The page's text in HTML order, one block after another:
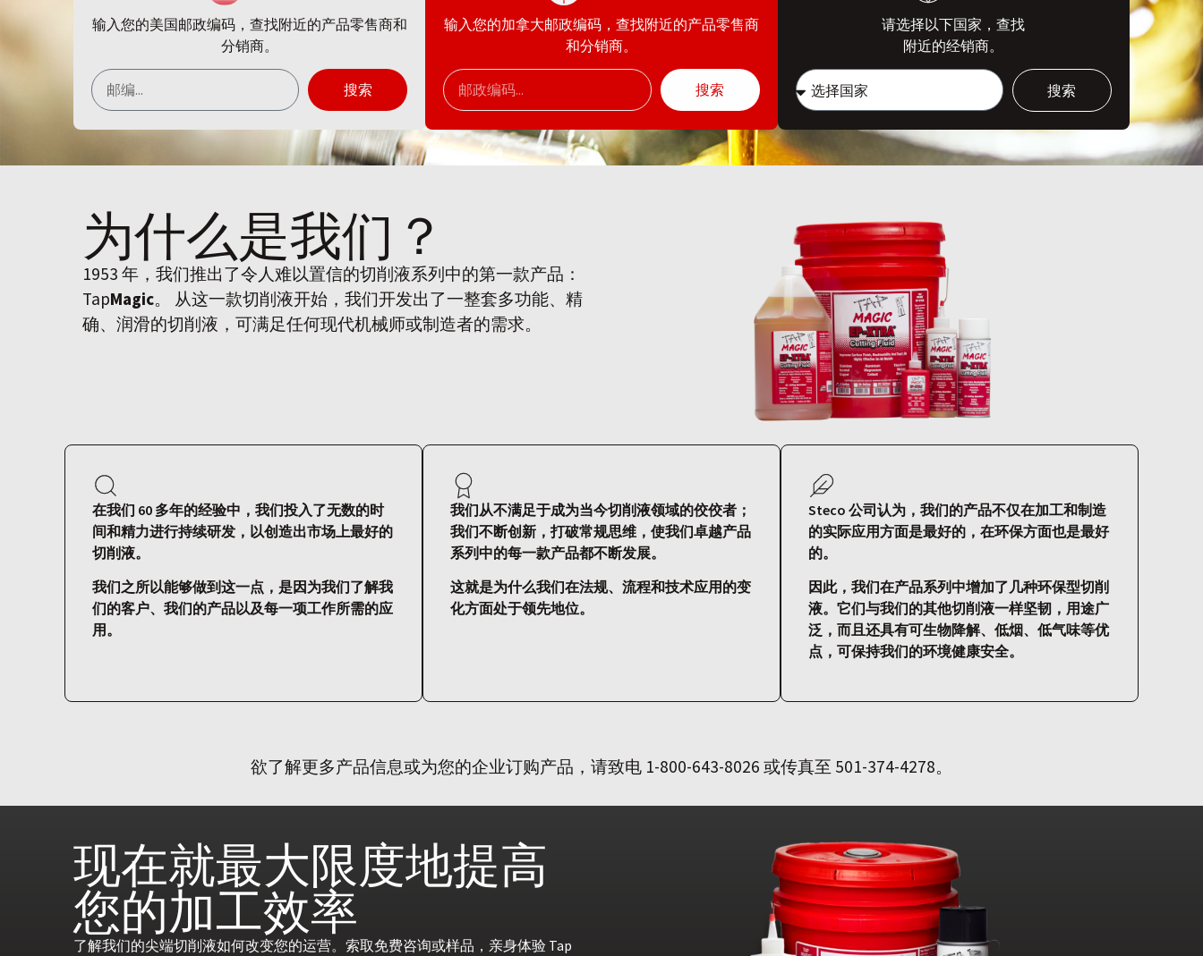
输入您的美国邮政编码，查找附近的产品零售商和
分销商。
搜索
输入您的加拿大邮政编码，查找附近的产品零售商
和分销商。
搜索
请选择以下国家，查找
附近的经销商。
搜索
为什么是我们 ？
1953 年，我们推出了令人难以置信的切削液系列中的第一款产品：
TapMagic。 从这一款切削液开始，我们开发出了一整套多功能、精
确、润滑的切削液，可满足任何现代机械师或制造者的需求。
在我们 60 多年的经验中，我们投入了无数的时
间和精力进行持续研发，以创造出市场上最好的
切削液。
我们之所以能够做到这一点，是因为我们了解我
们的客户、我们的产品以及每一项工作所需的应
用。
我们从不满足于成为当今切削液领域的佼佼者；
我们不断创新，打破常规思维，使我们卓越产品
系列中的每一款产品都不断发展。
这就是为什么我们在法规、流程和技术应用的变
化方面处于领先地位。
Steco 公司认为，我们的产品不仅在加工和制造
的实际应用方面是最好的，在环保方面也是最好
的。
因此，我们在产品系列中增加了几种环保型切削
液。它们与我们的其他切削液一样坚韧，用途广
泛，而且还具有可生物降解、低烟、低气味等优
点，可保持我们的环境健康安全。
欲了解更多产品信息或为您的企业订购产品，请致电 1-800-643-8026 或传真至 501-374-4278。
现在就最大限度地提高
您的加工效率
了解我们的尖端切削液如何改变您的运营。索取免费咨询或样品，亲身体验 Tap